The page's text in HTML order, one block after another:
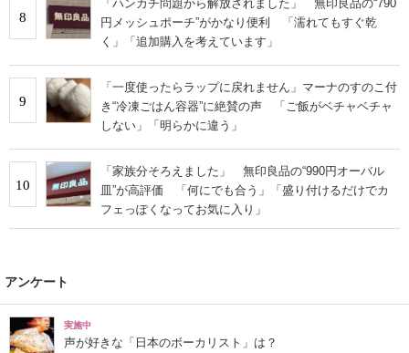
8
「ハンカチ問題から解放されました」 無印良品の“790
円メッシュポーチ”がかなり便利 「濡れてもすぐ乾
く」「追加購入を考えています」
9
「一度使ったらラップに戻れません」マーナのすのこ付
き“冷凍ごはん容器”に絶賛の声 「ご飯がベチャベチャ
しない」「明らかに違う」
10
「家族分そろえました」 無印良品の“990円オーバル
皿”が高評価 「何にでも合う」「盛り付けるだけでカ
フェっぽくなってお気に入り」
アンケート
実施中
声が好きな「日本のボーカリスト」は？